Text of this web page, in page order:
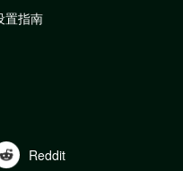
置指南
Reddit